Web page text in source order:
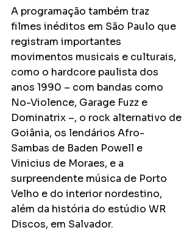
A programação também traz
filmes inéditos em São Paulo que
registram importantes
movimentos musicais e culturais,
como o hardcore paulista dos
anos 1990 – com bandas como
No-Violence, Garage Fuzz e
Dominatrix –, o rock alternativo de
Goiânia, os lendários Afro-
Sambas de Baden Powell e
Vinicius de Moraes, e a
surpreendente música de Porto
Velho e do interior nordestino,
além da história do estúdio WR
Discos, em Salvador.